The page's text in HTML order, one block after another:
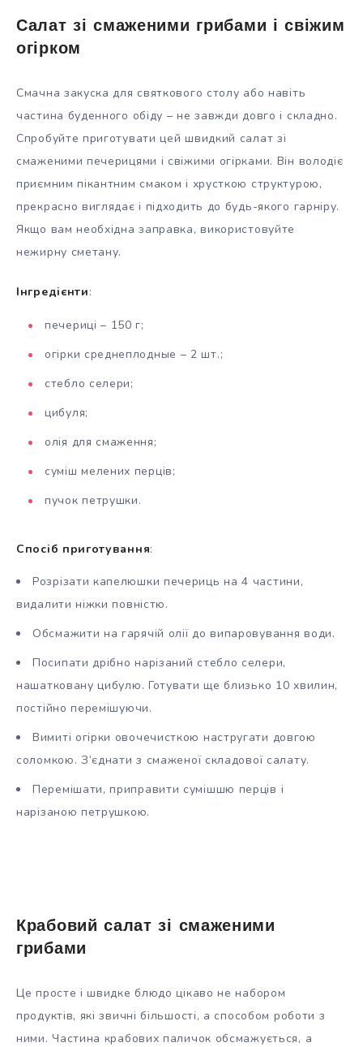
Салат зі смаженими грибами і свіжим
огірком
Смачна закуска для святкового столу або навіть
частина буденного обіду – не завжди довго і складно.
Спробуйте приготувати цей швидкий салат зі
смаженими печерицями і свіжими огірками. Він володіє
приємним пікантним смаком і хрусткою структурою,
прекрасно виглядає і підходить до будь-якого гарніру.
Якщо вам необхідна заправка, використовуйте
нежирну сметану.
Інгредієнти:
печериці – 150 г;
огірки среднеплодные – 2 шт.;
стебло селери;
цибуля;
олія для смаження;
суміш мелених перців;
пучок петрушки.
Спосіб приготування:
Розрізати капелюшки печериць на 4 частини,
видалити ніжки повністю.
Обсмажити на гарячій олії до випаровування води.
Посипати дрібно нарізаний стебло селери,
нашатковану цибулю. Готувати ще близько 10 хвилин,
постійно перемішуючи.
Вимиті огірки овочечисткою настругати довгою
соломкою. З’єднати з смаженої складової салату.
Перемішати, приправити сумішшю перців і
нарізаною петрушкою.
Крабовий салат зі смаженими
грибами
Це просте і швидке блюдо цікаво не набором
продуктів, які звичні більшості, а способом роботи з
ними. Частина крабових паличок обсмажується, а